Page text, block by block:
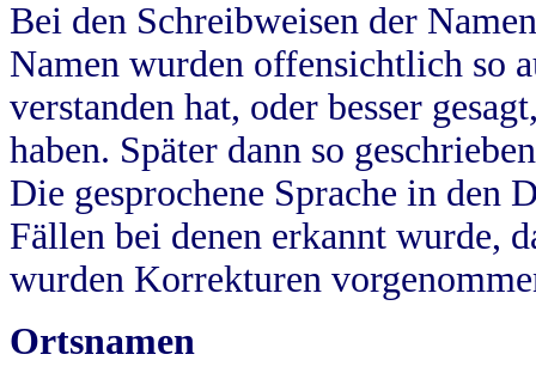
Bei den Schreibweisen der
Namen wurden offensichtlich so
verstanden hat, oder besser
haben. Später dann so
Die gesprochene Sprache in
Fällen bei denen erkannt wurde,
wurden Korrekturen
Ortsnamen